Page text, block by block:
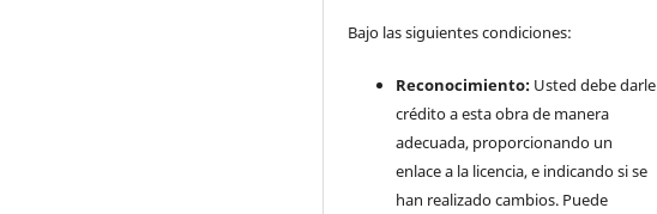
Bajo las siguientes condiciones:
Reconocimiento: Usted debe darle
crédito a esta obra de manera
adecuada, proporcionando un
enlace a la licencia, e indicando si se
han realizado cambios. Puede